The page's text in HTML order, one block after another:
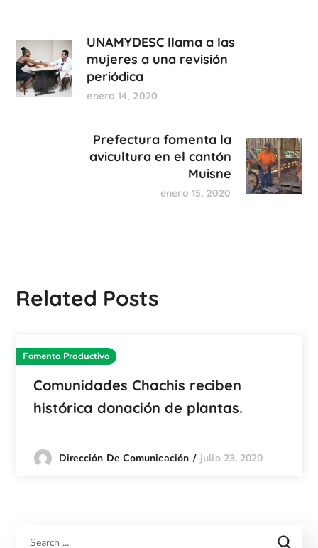
UNAMYDESC llama a las
mujeres a una revisión
periódica
enero 14, 2020
Prefectura fomenta la
avicultura en el cantón
Muisne
enero 15, 2020
Related Posts
Fomento Productivo
Comunidades Chachis reciben
histórica donación de plantas.
Dirección De Comunicación julio 23, 2020